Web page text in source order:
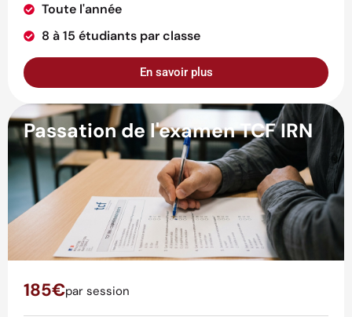
Toute l'année
8 à 15 étudiants par classe
En savoir plus
Passation de l'examen TCF IRN
185€par session